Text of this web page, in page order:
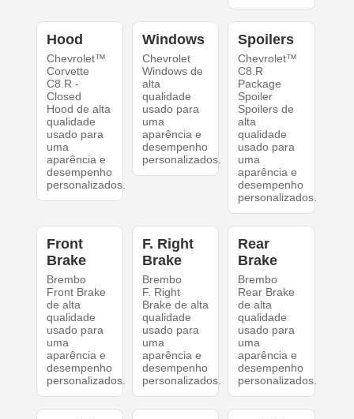
Hood
Chevrolet™
Corvette
C8.R -
Closed
Hood de alta
qualidade
usado para
uma
aparência e
desempenho
personalizados.
Windows
Chevrolet
Windows de
alta
qualidade
usado para
uma
aparência e
desempenho
personalizados.
Spoilers
Chevrolet™
C8.R
Package
Spoiler
Spoilers de
alta
qualidade
usado para
uma
aparência e
desempenho
personalizados.
Front
Brake
Brembo
Front Brake
de alta
qualidade
usado para
uma
aparência e
desempenho
personalizados.
F. Right
Brake
Brembo
F. Right
Brake de alta
qualidade
usado para
uma
aparência e
desempenho
personalizados.
Rear
Brake
Brembo
Rear Brake
de alta
qualidade
usado para
uma
aparência e
desempenho
personalizados.